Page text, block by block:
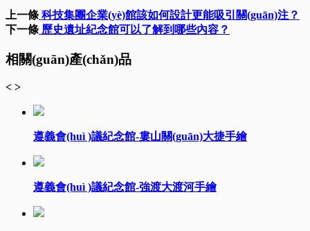
上一條 科技集團企業(yè)館該如何設計更能吸引關(guān)注？
下一條 歷史遺址紀念館可以了解到哪些內容？
相關(guān)產(chǎn)品
< >
遵義會(huì )議紀念館-婁山關(guān)大捷手繪
遵義會(huì )議紀念館-強渡大渡河手繪